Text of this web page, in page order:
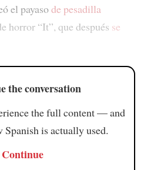
el payasode pesadilla
horror “It”, que después se
the conversation
the full content — and
Spanish is actually used.
Continue